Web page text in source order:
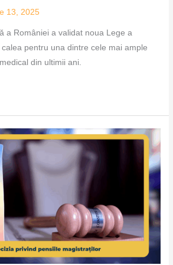
13, 2025
a României a validat noua Lege a
pentru una dintre cele mai ample
din ultimii ani.